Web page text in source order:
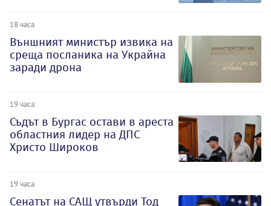
18 часа
Външният министър извика на
среща посланика на Украйна
заради дрона
19 часа
Съдът в Бургас остави в ареста
областния лидер на ДПС
Христо Широков
19 часа
Сенатът на САЩ утвърди Тод